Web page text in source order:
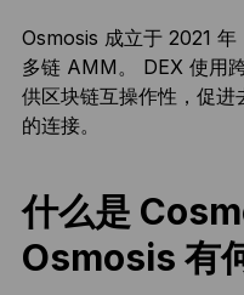
Osmosis 成立于 2021 年
多链 AMM。 DEX 使用
供区块链互操作性，促
的连接。
什么是
Osmosis 有